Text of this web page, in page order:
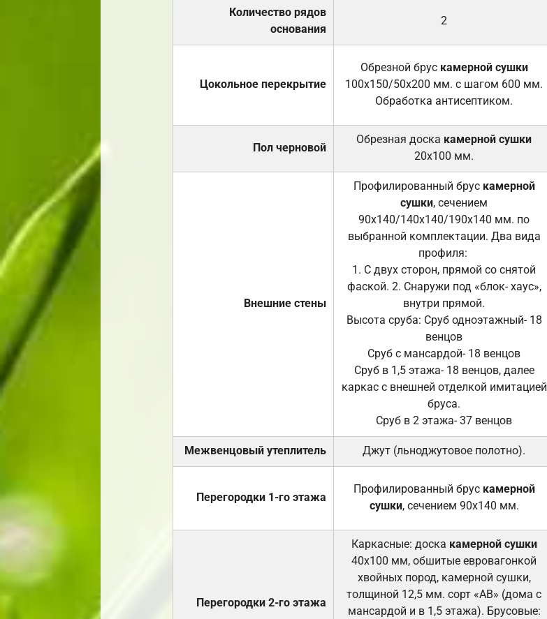
Количество рядов
основания
2
Цокольное перекрытие
Обрезной брус камерной сушки
100х150/50х200 мм. с шагом 600 мм.
Обработка антисептиком.
Пол черновой
Обрезная доска камерной сушки
20х100 мм.
Внешние стены
Профилированный брус камерной
сушки, сечением
90х140/140х140/190х140 мм. по
выбранной комплектации. Два вида
профиля:
1. С двух сторон, прямой со снятой
фаской. 2. Снаружи под «блок- хаус»,
внутри прямой.
Высота сруба: Сруб одноэтажный- 18
венцов
Сруб с мансардой- 18 венцов
Сруб в 1,5 этажа- 18 венцов, далее
каркас с внешней отделкой имитацией
бруса.
Сруб в 2 этажа- 37 венцов
Межвенцовый утеплитель Джут (льноджутовое полотно).
Перегородки 1-го этажа
Профилированный брус камерной
сушки, сечением 90х140 мм.
Перегородки 2-го этажа
Каркасные: доска камерной сушки
40х100 мм, обшитые евровагонкой
хвойных пород, камерной сушки,
толщиной 12,5 мм. сорт «АВ» (дома с
мансардой и в 1,5 этажа). Брусовые: